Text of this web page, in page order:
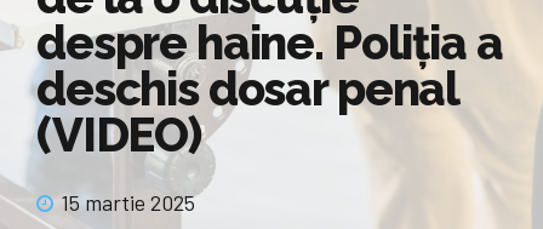
despre haine. Poliția a
deschis dosar penal
(VIDEO)
15 martie 2025